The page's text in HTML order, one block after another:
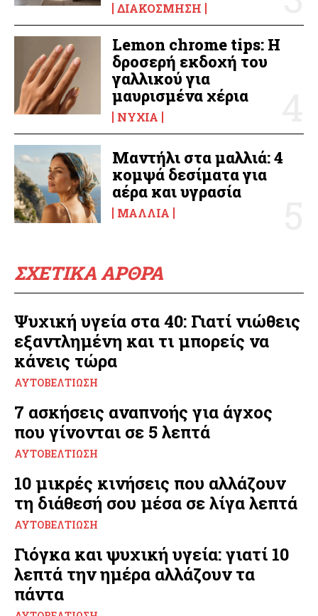
ΔΙΑΚΌΣΜΗΣΗ
Lemon chrome tips: Η
δροσερή εκδοχή του
γαλλικού για
μαυρισμένα χέρια
ΝΎΧΙΑ
Μαντήλι στα μαλλιά: 4
κομψά δεσίματα για
αέρα και υγρασία
ΜΑΛΛΙΆ
ΣΧΕΤΙΚΑ ΑΡΘΡΑ
Ψυχική υγεία στα 40: Γιατί νιώθεις
εξαντλημένη και τι μπορείς να
κάνεις τώρα
ΑΥΤΟΒΕΛΤΊΩΣΗ
7 ασκήσεις αναπνοής για άγχος
που γίνονται σε 5 λεπτά
ΑΥΤΟΒΕΛΤΊΩΣΗ
10 μικρές κινήσεις που αλλάζουν
τη διάθεσή σου μέσα σε λίγα λεπτά
ΑΥΤΟΒΕΛΤΊΩΣΗ
Γιόγκα και ψυχική υγεία: γιατί 10
λεπτά την ημέρα αλλάζουν τα
πάντα